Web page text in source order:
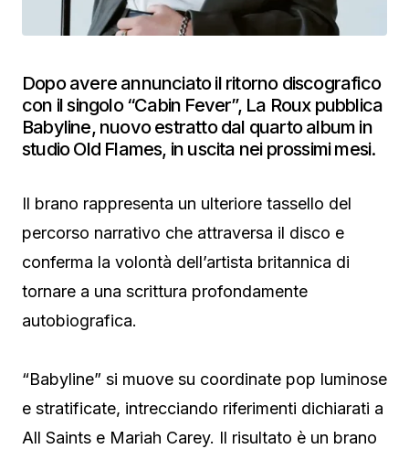
Dopo avere annunciato il ritorno discografico
con il singolo “Cabin Fever”, La Roux pubblica
Babyline, nuovo estratto dal quarto album in
studio Old Flames, in uscita nei prossimi mesi.
Il brano rappresenta un ulteriore tassello del
percorso narrativo che attraversa il disco e
conferma la volontà dell’artista britannica di
tornare a una scrittura profondamente
autobiografica.
“Babyline” si muove su coordinate pop luminose
e stratificate, intrecciando riferimenti dichiarati a
All Saints e Mariah Carey. Il risultato è un brano